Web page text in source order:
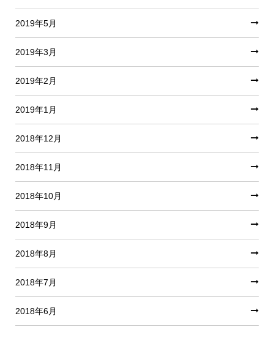
2019年5月
2019年3月
2019年2月
2019年1月
2018年12月
2018年11月
2018年10月
2018年9月
2018年8月
2018年7月
2018年6月